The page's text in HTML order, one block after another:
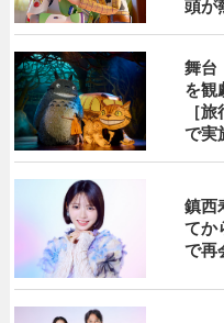
頭が
舞台
を観
［
で実
鎮西
てか
で再